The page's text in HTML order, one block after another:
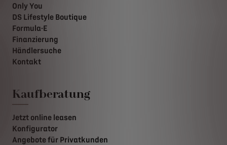
Only You
DS Lifestyle Boutique
Formula-E
Finanzierung
Händlersuche
Kontakt
Kaufberatung
Jetzt online leasen
Konfigurator
Angebote für Privatkunden